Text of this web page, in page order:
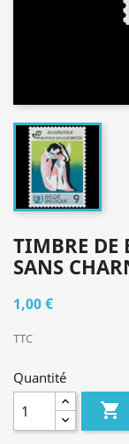
TIMBRE DE
SANS
1,00 €
TTC
Quantité
